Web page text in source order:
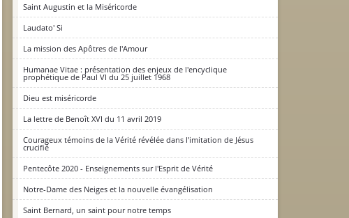
Saint Augustin et la Miséricorde
Laudato' Si
La mission des Apôtres de l'Amour
Humanae Vitae : présentation des enjeux de l'encyclique
prophétique de Paul VI du 25 juillet 1968
Dieu est miséricorde
La lettre de Benoît XVI du 11 avril 2019
Courageux témoins de la Vérité révélée dans l'imitation de Jésus
crucifié
Pentecôte 2020 - Enseignements sur l'Esprit de Vérité
Notre-Dame des Neiges et la nouvelle évangélisation
Saint Bernard, un saint pour notre temps